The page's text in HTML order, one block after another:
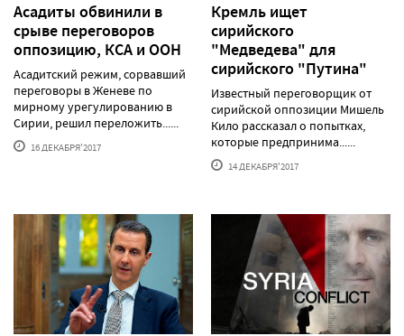
Асадиты обвинили в
срыве переговоров
оппозицию, КСА и ООН
Асадитский режим, сорвавший
переговоры в Женеве по
мирному урегулированию в
Сирии, решил переложить......
16 ДЕКАБРЯ'2017
Кремль ищет
сирийского
"Медведева" для
сирийского "Путина"
Известный переговорщик от
сирийской оппозиции Мишель
Кило рассказал о попытках,
которые предпринима......
14 ДЕКАБРЯ'2017